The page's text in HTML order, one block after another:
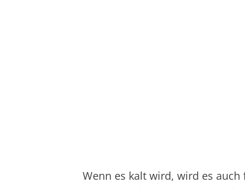
Wenn es kalt wird, wird es